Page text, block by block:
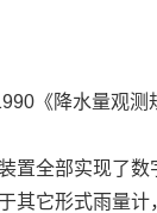
《降水量观
全部实现了
它形式雨量